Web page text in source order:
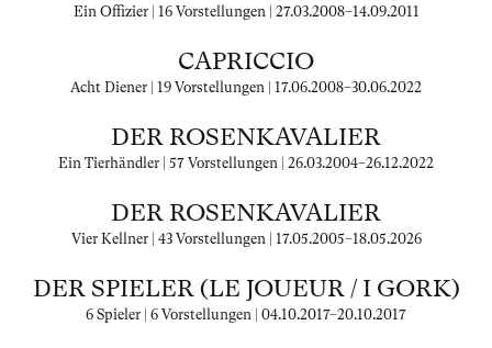
Ein Offizier | 16 Vorstellungen | 27.03.2008–14.09.2011
CAPRICCIO
Acht Diener | 19 Vorstellungen | 17.06.2008–30.06.2022
DER ROSENKAVALIER
Ein Tierhändler | 57 Vorstellungen | 26.03.2004–26.12.2022
DER ROSENKAVALIER
Vier Kellner | 43 Vorstellungen | 17.05.2005–18.05.2026
DER SPIELER (LE JOUEUR / I GORK)
6 Spieler | 6 Vorstellungen | 04.10.2017–20.10.2017